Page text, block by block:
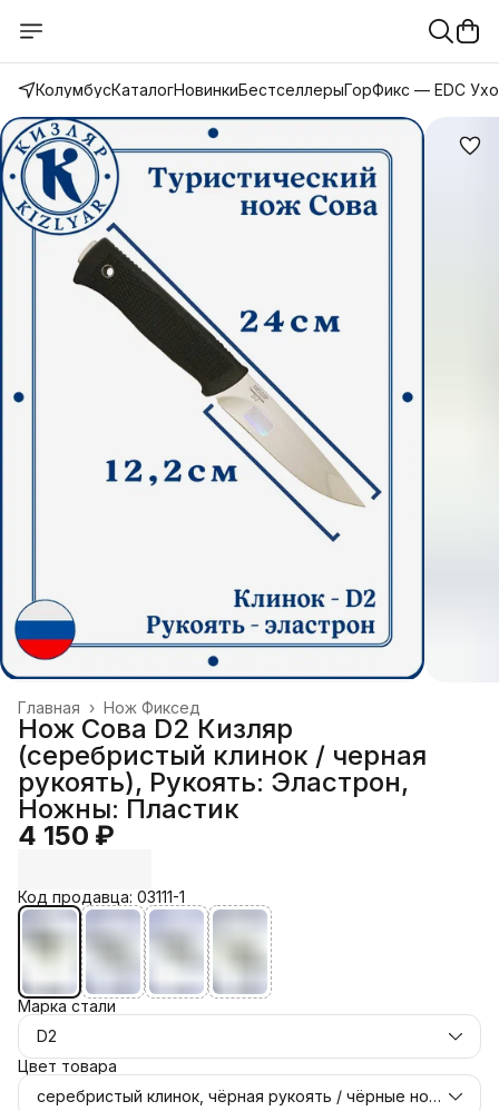
КолумбусКаталогНовинкиБестселлерыГорФикс — EDC
Нож Фиксед
Главная ›
Нож Сова D2 Кизляр
(серебристый клинок / черная
рукоять), Рукоять: Эластрон,
Ножны: Пластик
4 150 ₽
Код продавца: 03111-1
Марка стали
D2
Цвет товара
серебристый клинок, чёрная рукоять / чёрные ножны